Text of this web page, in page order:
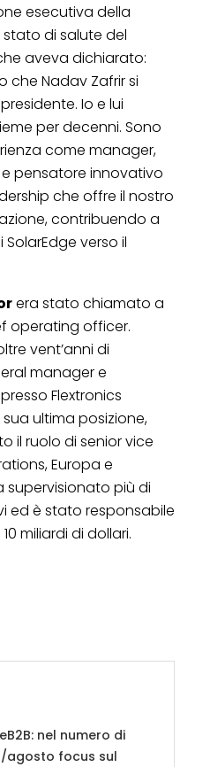
esecutiva della
di salute del
aveva dichiarato:
che Nadav Zafrir si
Io e lui
per decenni. Sono
come manager,
pensatore innovativo
che offre il nostro
contribuendo a
verso il
era stato chiamato a
operating officer.
vent’anni di
manager e
Flextronics
ultima posizione,
il ruolo di senior vice
Europa e
supervisionato più di
ed è stato responsabile
miliardi di dollari.
nel numero di
agosto focus sul